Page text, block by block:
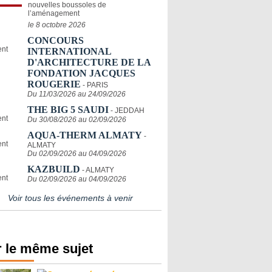
nouvelles boussoles de
l’aménagement
le 8 octobre 2026
CONCOURS
INTERNATIONAL
D'ARCHITECTURE DE LA
FONDATION JACQUES
ROUGERIE - PARIS
Du 11/03/2026 au 24/09/2026
THE BIG 5 SAUDI - JEDDAH
Du 30/08/2026 au 02/09/2026
AQUA-THERM ALMATY -
ALMATY
Du 02/09/2026 au 04/09/2026
KAZBUILD - ALMATY
Du 02/09/2026 au 04/09/2026
Voir tous les événements à venir
le même sujet